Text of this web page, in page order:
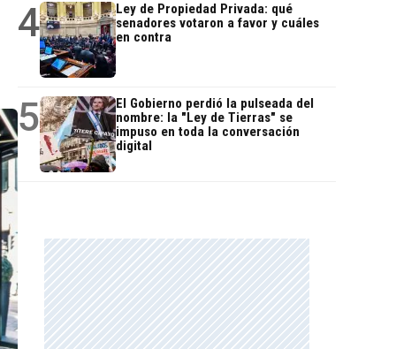
4
Ley de Propiedad Privada: qué
senadores votaron a favor y cuáles
en contra
5
El Gobierno perdió la pulseada del
nombre: la "Ley de Tierras" se
impuso en toda la conversación
digital